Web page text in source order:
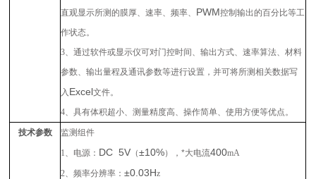
直观显示所测的膜厚、速率、频率、 PWM控制输出的百分比等工
作状态。
3、通过软件或显示仪可对门控时间、输出方式、速率算法、材料
参数、输出量程及通讯参数等进行设置，并可将所测相关数据写
入 Excel文件。
4、具有体积超小、测量精度高、操作简单、使用方便等优点。
技术参数 监测组件
1、电源： DC 5V （±10%），*大电流400mA
2、频率分辨率：±0.03Hz